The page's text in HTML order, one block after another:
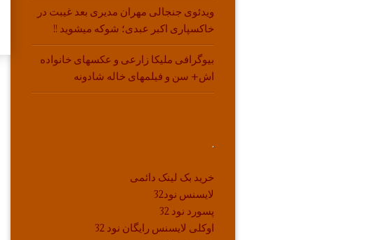
ویدئوی جنجالی مهران مدیری بعد غیبت در
خاکسپاری اکبر عبدی؛ شوکه میشوید !!
بیوگرافی ملیکا زارعی و عکسهای خانواده
اش+ سن و فیلمهای خاله شادونه
.
خرید بک لینک دائمی
لایسنس نود32
پسورد نود 32
اوکلی لایسنس رایگان نود 32